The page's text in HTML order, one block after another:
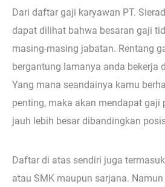
Dari daftar gaji karyawan PT.
dapat dilihat bahwa besaran gaji
masing-masing jabatan. Rentang
bergantung lamanya anda bekerja
Yang mana seandainya kamu
penting, maka akan mendapat gaji
jauh lebih besar dibandingkan
Daftar di atas sendiri juga
atau SMK maupun sarjana.